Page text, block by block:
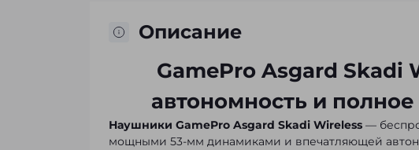
Описание
GamePro Asgard
автономность и
Наушники GamePro Asgard Skadi Wireless —
мощными 53-мм динамиками и впечатляющей